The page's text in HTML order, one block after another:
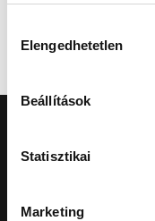
kiválasztása
Elengedhetetlen
Beállítások
Statisztikai
Marketing